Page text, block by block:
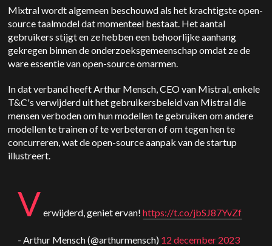
Mixtral wordt algemeen beschouwd als het krachtigste open-
source taalmodel dat momenteel bestaat. Het aantal
gebruikers stijgt en ze hebben een behoorlijke aanhang
gekregen binnen de onderzoeksgemeenschap omdat ze de
ware essentie van open-source omarmen.
In dat verband heeft Arthur Mensch, CEO van Mistral, enkele
T&C's verwijderd uit het gebruikersbeleid van Mistral die
mensen verboden om hun modellen te gebruiken om andere
modellen te trainen of te verbeteren of om tegen hen te
concurreren, wat de open-source aanpak van de startup
illustreert.
V erwijderd, geniet ervan!https://t.co/jbSJ87YvZf
- Arthur Mensch (@arthurmensch) 12 december 2023